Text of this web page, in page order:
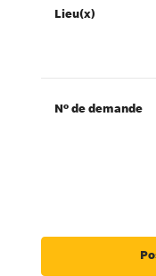
Lieu(x)
Nº de demande